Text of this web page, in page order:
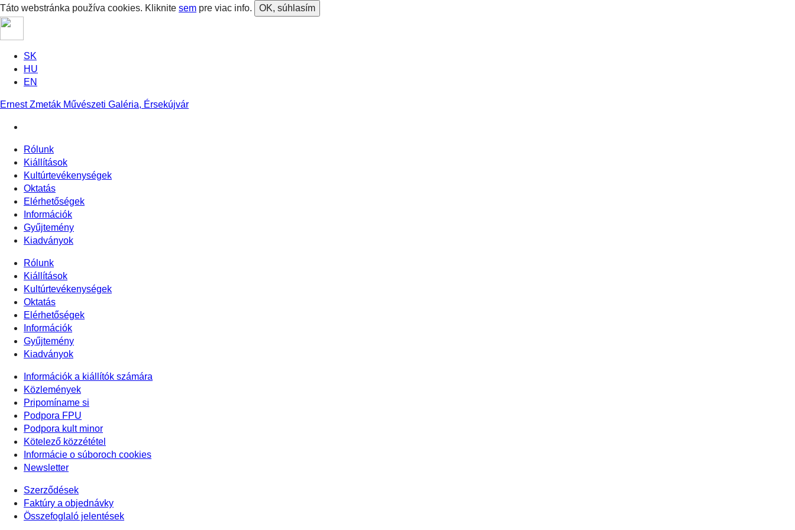
Táto webstránka používa cookies. Kliknite sem pre viac info. OK, súhlasím
SK
HU
EN
Ernest Zmeták Művészeti Galéria, Érsekújvár
Rólunk
Kiállítások
Kultúrtevékenységek
Oktatás
Elérhetőségek
Információk
Gyűjtemény
Kiadványok
Rólunk
Kiállítások
Kultúrtevékenységek
Oktatás
Elérhetőségek
Információk
Gyűjtemény
Kiadványok
Információk a kiállítók számára
Közlemények
Pripomíname si
Podpora FPU
Podpora kult minor
Kötelező közzététel
Informácie o súboroch cookies
Newsletter
Szerződések
Faktúry a objednávky
Összefoglaló jelentések